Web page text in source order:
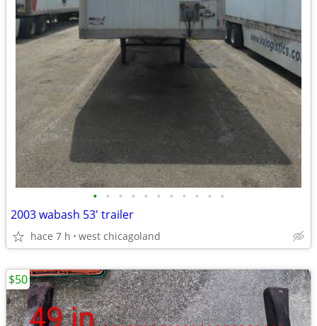
• • • • • • • • • • •
2003 wabash 53' trailer
hace 7 h west chicagoland
$50